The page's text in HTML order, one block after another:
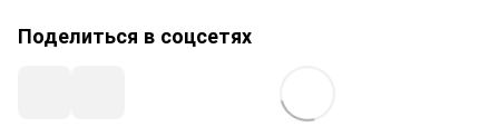
Поделиться в соцсетях